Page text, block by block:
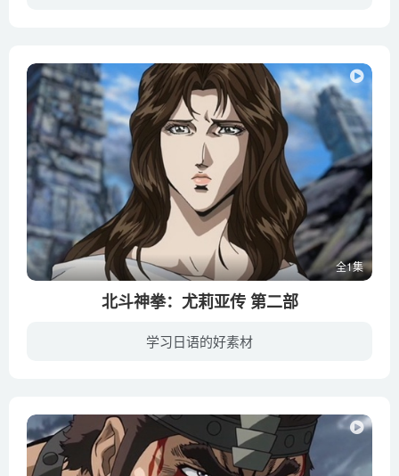
全1集
北斗神拳：尤莉亚传 第二部
学习日语的好素材